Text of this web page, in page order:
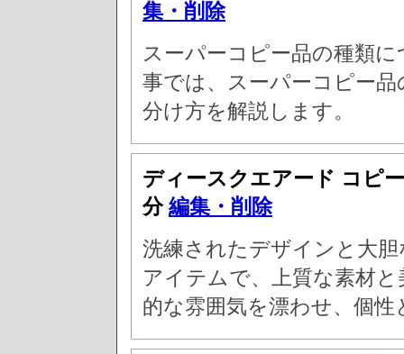
集・削除
スーパーコピー品の種類
事では、スーパーコピー
分け方を解説します。
ディースクエアード コピ
分編集・削除
洗練されたデザインと大
アイテムで、上質な素材
的な雰囲気を漂わせ、個